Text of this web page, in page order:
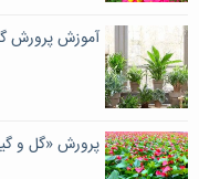
آموزش پرورش
پرورش «گل‌ و